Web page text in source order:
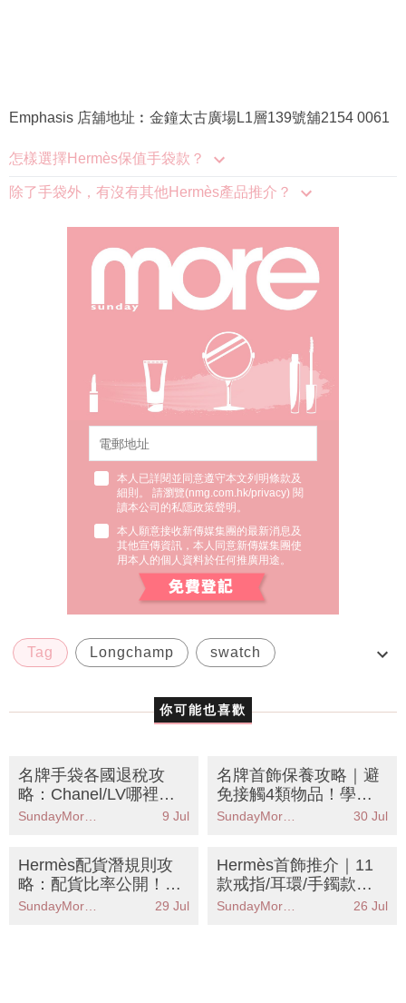
Emphasis 店舖地址︰金鐘太古廣場L1層139號舖2154 0061
怎樣選擇Hermès保值手袋款？
除了手袋外，有沒有其他Hermès產品推介？
本人已詳閱並同意遵守本文列明條款及
細則。 請瀏覽(nmg.com.hk/privacy) 閱
讀本公司的私隱政策聲明。
本人願意接收新傳媒集團的最新消息及
其他宣傳資訊，本人同意新傳媒集團使
用本人的個人資料於任何推廣用途。
Tag Longchamp swatch
你可能也喜歡
名牌手袋各國退稅攻
略：Chanel/LV哪裡買
最划算？零配貨入手He
9 Jul
名牌首飾保養攻略｜避
免接觸4類物品！學會1
招即變全新狀態！
30 Jul
Hermès配貨潛規則攻
略：配貨比率公開！這
3款最難買 附必買手袋
SundayMore編輯部 29 Jul
Hermès首飾推介｜11
款戒指/耳環/手鐲款
式！3千2起入手入門
SundayMore編輯部 26 Jul